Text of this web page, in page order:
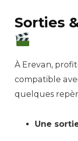
Sorties
À Erevan,
compatible
quelques
Une